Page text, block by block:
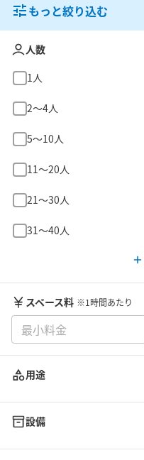
もっと絞り込む
人数
1人
2〜4人
5〜10人
11〜20人
21〜30人
31〜40人
スペース料 ※1時間あたり
用途
設備